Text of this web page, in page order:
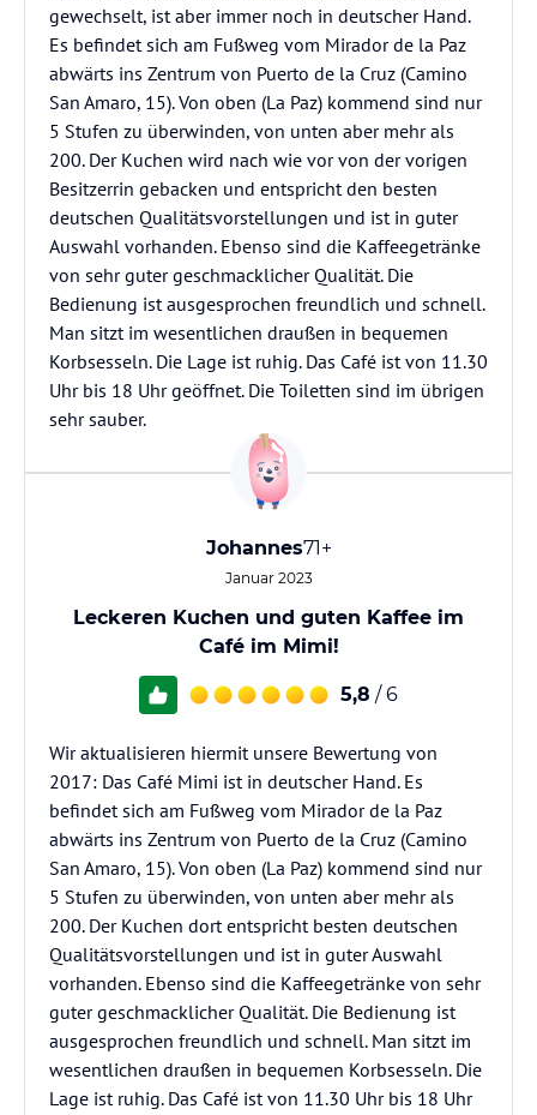
gewechselt, ist aber immer noch in deutscher Hand.
Es befindet sich am Fußweg vom Mirador de la Paz
abwärts ins Zentrum von Puerto de la Cruz (Camino
San Amaro, 15). Von oben (La Paz) kommend sind nur
5 Stufen zu überwinden, von unten aber mehr als
200. Der Kuchen wird nach wie vor von der vorigen
Besitzerrin gebacken und entspricht den besten
deutschen Qualitätsvorstellungen und ist in guter
Auswahl vorhanden. Ebenso sind die Kaffeegetränke
von sehr guter geschmacklicher Qualität. Die
Bedienung ist ausgesprochen freundlich und schnell.
Man sitzt im wesentlichen draußen in bequemen
Korbsesseln. Die Lage ist ruhig. Das Café ist von 11.30
Uhr bis 18 Uhr geöffnet. Die Toiletten sind im übrigen
sehr sauber.
Johannes71+
Januar 2023
Leckeren Kuchen und guten Kaffee im
Café im Mimi!
5,8 / 6
Wir aktualisieren hiermit unsere Bewertung von
2017: Das Café Mimi ist in deutscher Hand. Es
befindet sich am Fußweg vom Mirador de la Paz
abwärts ins Zentrum von Puerto de la Cruz (Camino
San Amaro, 15). Von oben (La Paz) kommend sind nur
5 Stufen zu überwinden, von unten aber mehr als
200. Der Kuchen dort entspricht besten deutschen
Qualitätsvorstellungen und ist in guter Auswahl
vorhanden. Ebenso sind die Kaffeegetränke von sehr
guter geschmacklicher Qualität. Die Bedienung ist
ausgesprochen freundlich und schnell. Man sitzt im
wesentlichen draußen in bequemen Korbsesseln. Die
Lage ist ruhig. Das Café ist von 11.30 Uhr bis 18 Uhr